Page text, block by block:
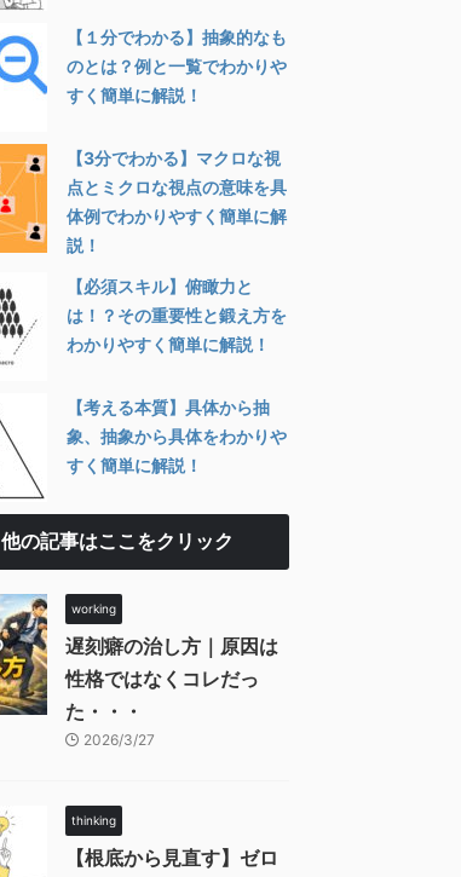
【１分でわかる】抽象的なも
のとは？例と一覧でわかりや
すく簡単に解説！
【3分でわかる】マクロな視
点とミクロな視点の意味を具
体例でわかりやすく簡単に解
説！
【必須スキル】俯瞰力と
は！？その重要性と鍛え方を
わかりやすく簡単に解説！
【考える本質】具体から抽
象、抽象から具体をわかりや
すく簡単に解説！
他の記事はここをクリック
working
遅刻癖の治し方｜原因は
性格ではなくコレだっ
た・・・
2026/3/27
thinking
【根底から見直す】ゼロ